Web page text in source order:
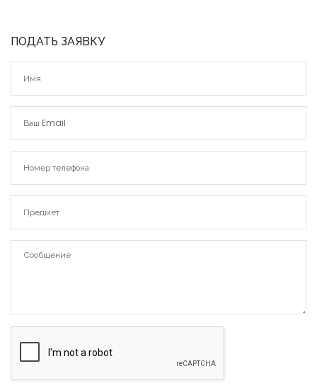
ПОДАТЬ ЗАЯВКУ